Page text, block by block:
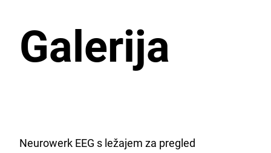
Galerija
Neurowerk EEG s ležajem za pregled